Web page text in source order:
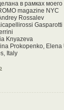
в рамках
magazine NYC
Rossalev
Gasparotti
Knyazeva
Prokopenko,
Italy